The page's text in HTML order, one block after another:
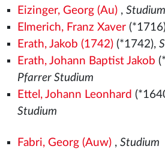
Eizinger, Georg (Au), Studium
Elmerich, Franz Xaver
Erath, Jakob (1742)(*1742),
Erath, Johann Baptist Jakob
Pfarrer Studium
Ettel, Johann Leonhard
Studium
Fabri, Georg (Auw), Studium